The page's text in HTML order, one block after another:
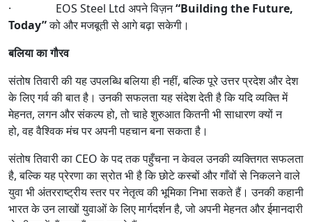
· EOS Steel Ltd अपने विज़न“Building the Future,
Today”को और मजबूती से आगे बढ़ा सकेगी।
बलिया का गौरव
संतोष तिवारी की यह उपलब्धि बलिया ही नहीं, बल्कि पूरे उत्तर प्रदेश और देश
के लिए गर्व की बात है। उनकी सफलता यह संदेश देती है कि यदि व्यक्ति में
मेहनत, लगन और संकल्प हो, तो चाहे शुरुआत कितनी भी साधारण क्यों न
हो, वह वैश्विक मंच पर अपनी पहचान बना सकता है।
संतोष तिवारी का CEO के पद तक पहुँचना न केवल उनकी व्यक्तिगत सफलता
है, बल्कि यह प्रेरणा का स्रोत भी है कि छोटे कस्बों और गाँवों से निकलने वाले
युवा भी अंतरराष्ट्रीय स्तर पर नेतृत्व की भूमिका निभा सकते हैं। उनकी कहानी
भारत के उन लाखों युवाओं के लिए मार्गदर्शन है, जो अपनी मेहनत और ईमानदारी